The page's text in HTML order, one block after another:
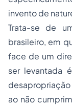
invento de
Trata-se de
brasileiro, em
face de um
ser levantada
ao não